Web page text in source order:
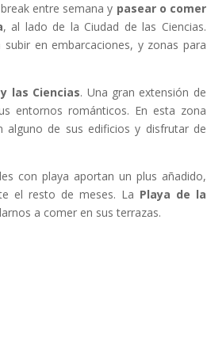
entre semana y pasear o comer
, al lado de la Ciudad de las Ciencias.
en embarcaciones, y zonas para
las Ciencias. Una gran extensión de
entornos románticos. En esta zona
alguno de sus edificios y disfrutar de
con playa aportan un plus añadido,
el resto de meses. La Playa de la
a comer en sus terrazas.